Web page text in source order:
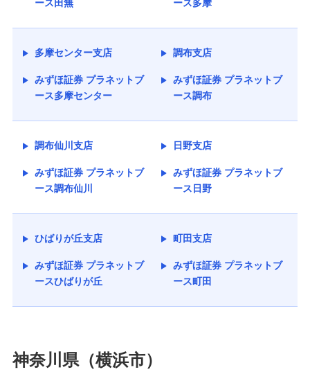
ース田無
ース多摩
多摩センター支店
みずほ証券 プラネットブ
ース多摩センター
調布支店
みずほ証券 プラネットブ
ース調布
調布仙川支店
みずほ証券 プラネットブ
ース調布仙川
日野支店
みずほ証券 プラネットブ
ース日野
ひばりが丘支店
みずほ証券 プラネットブ
ースひばりが丘
町田支店
みずほ証券 プラネットブ
ース町田
神奈川県（横浜市）